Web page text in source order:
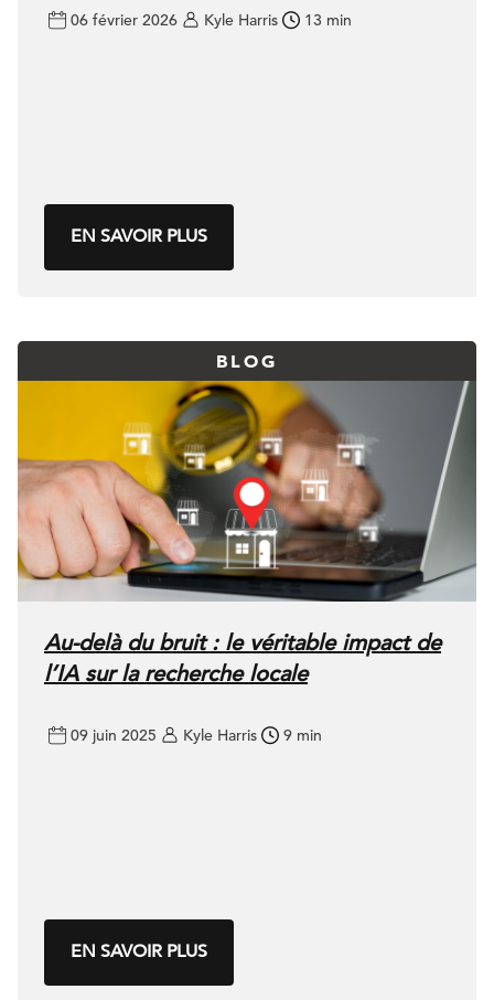
06 février 2026 Kyle Harris 13 min
EN SAVOIR PLUS
BLOG
Au-delà du bruit : le véritable impact de
l’IA sur la recherche locale
09 juin 2025 Kyle Harris 9 min
EN SAVOIR PLUS